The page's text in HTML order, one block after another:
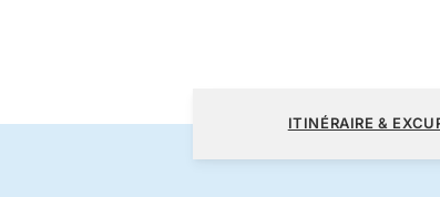
Athènes (Le Pirée) à Athènes (Le Pirée)
ITINÉRAIRE &